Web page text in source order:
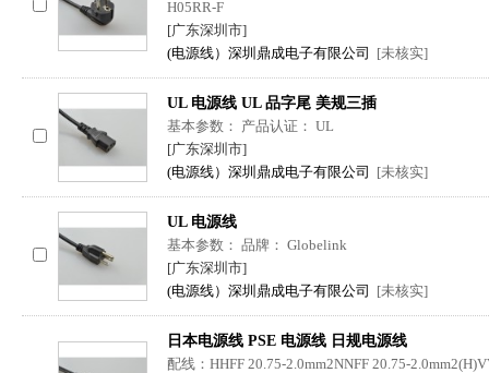
H05RR-F
[广东深圳市]
(电源线）深圳鼎成电子有限公司
[未核实]
UL 电源线 UL 品字尾 美规三插
基本参数： 产品认证： UL
[广东深圳市]
(电源线）深圳鼎成电子有限公司
[未核实]
UL 电源线
基本参数： 品牌： Globelink
[广东深圳市]
(电源线）深圳鼎成电子有限公司
[未核实]
日本电源线 PSE 电源线 日规电源线
配线：HHFF 20.75-2.0mm2NNFF 20.75-